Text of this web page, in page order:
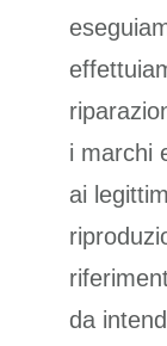
i marchi
ai
da